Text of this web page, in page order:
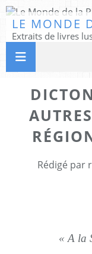
Rédigé par
« A la